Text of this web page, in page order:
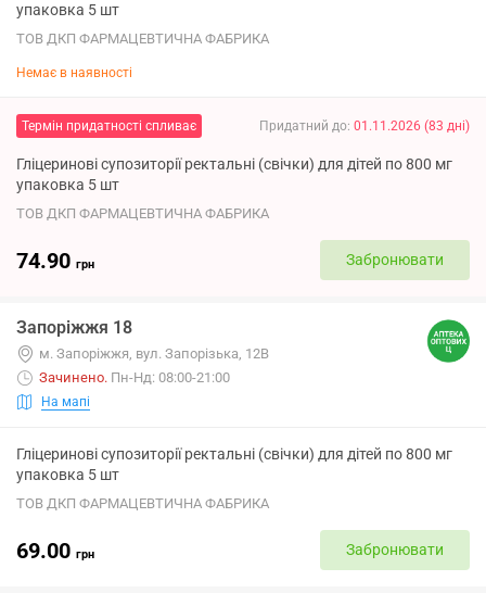
упаковка 5 шт
ТОВ ДКП ФАРМАЦЕВТИЧНА ФАБРИКА
Немає в наявності
Термін придатності спливає Придатний до: 01.11.2026 (83 дні)
Гліцеринові супозиторії ректальні (свічки) для дітей по 800 мг
упаковка 5 шт
ТОВ ДКП ФАРМАЦЕВТИЧНА ФАБРИКА
74.90 грн Забронювати
Запоріжжя 18
м. Запоріжжя, вул. Запорізька, 12В
Зачинено. Пн-Нд: 08:00-21:00
На мапі
Гліцеринові супозиторії ректальні (свічки) для дітей по 800 мг
упаковка 5 шт
ТОВ ДКП ФАРМАЦЕВТИЧНА ФАБРИКА
69.00 грн Забронювати